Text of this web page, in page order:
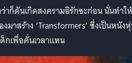
ว่าก็ดันเกิดสงครามอิรักซะก่อน นั่นทำให้
งมาสร้าง ‘Transformers’ ซึ่งเป็นหนัง
กเพื่อคั่นเวลาแทน